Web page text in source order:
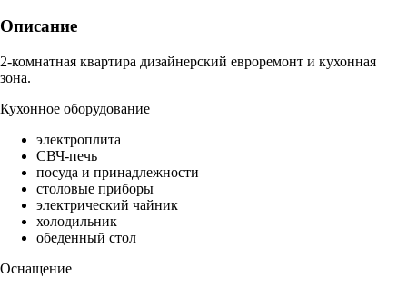
Описание
2-комнатная квартира дизайнерский евроремонт и кухонная
зона.
Кухонное оборудование
электроплита
СВЧ-печь
посуда и принадлежности
столовые приборы
электрический чайник
холодильник
обеденный стол
Оснащение